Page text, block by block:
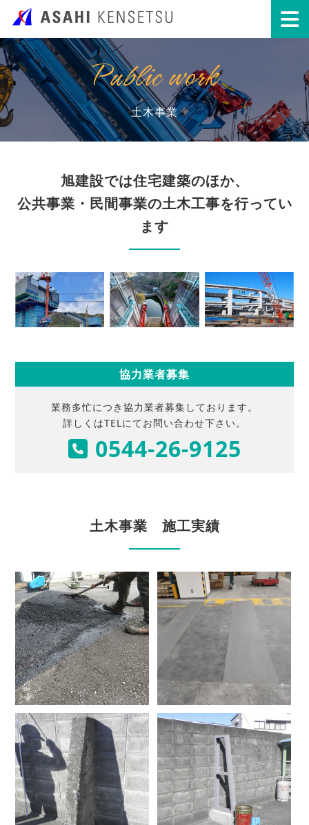
Public work
土木事業
旭建設では住宅建築のほか、
公共事業・民間事業の土木工事を行ってい
ます
協力業者募集
業務多忙につき協力業者募集しております。
詳しくはTELにてお問い合わせ下さい。
0544-26-9125
土木事業 施工実績